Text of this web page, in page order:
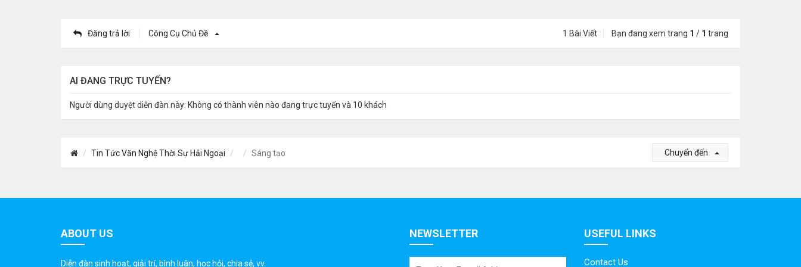
Đăng trả lời Công Cụ Chủ Đề 1 Bài Viết Bạn đang xem trang 1 / 1 trang
AI ĐANG TRỰC TUYẾN?
Người dùng duyệt diễn đàn này: Không có thành viên nào đang trực tuyến và 10 khách
Tin Tức Văn Nghệ Thời Sự Hải Ngoại Sáng tạo Chuyển đến
ABOUT US
Diễn đàn sinh hoạt, giải trí, bình luân, học hỏi, chia sẻ, vv.
NEWSLETTER USEFUL LINKS
Contact Us